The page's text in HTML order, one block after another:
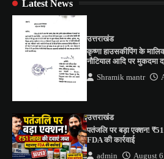
Latest News
उत्तराखंड
कृष्णा हाउसकीपिंग के
नौटियाल आदि पर मुकदमा
Shramik mantr
उत्तराखंड
पतंजलि पर बड़ा एक्शन! ₹51
FDA की कार्रवाई
admin August